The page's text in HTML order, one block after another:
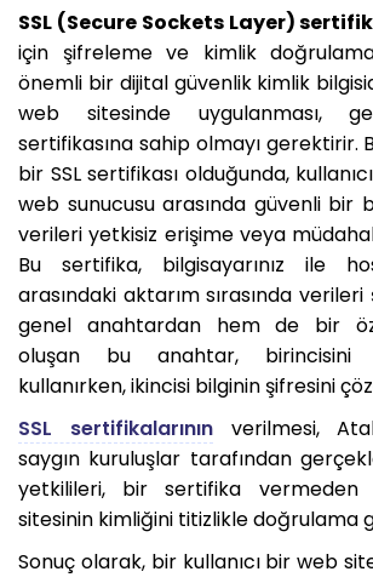
SSL (Secure Sockets Layer)
için şifreleme ve kimlik
önemli bir dijital güvenlik kimlik
web sitesinde uygulanması,
sertifikasına sahip olmayı gerektirir.
bir SSL sertifikası olduğunda,
web sunucusu arasında güvenli bir
verileri yetkisiz erişime veya
Bu sertifika, bilgisayarınız ile
arasındaki aktarım sırasında
genel anahtardan hem de bir
oluşan bu anahtar, birincisini
kullanırken, ikincisi bilginin şifresini
SSL sertifikalarınınverilmesi,
saygın kuruluşlar tarafından
yetkilileri, bir sertifika
sitesinin kimliğini titizlikle doğrulama
Sonuç olarak, bir kullanıcı bir web